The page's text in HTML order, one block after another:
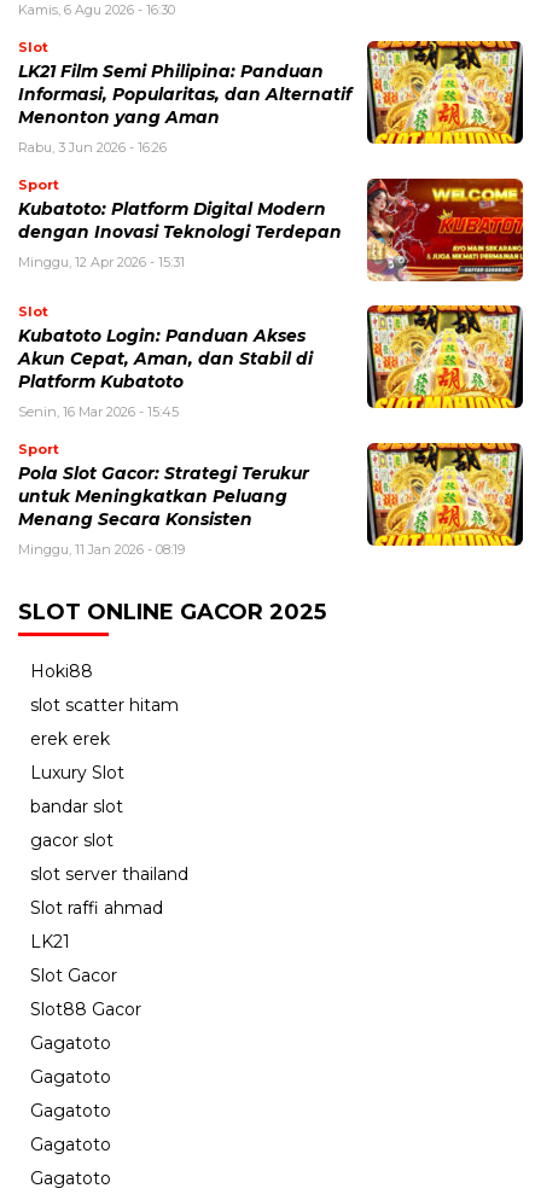
Kamis, 6 Agu 2026 - 16:30
Slot
LK21 Film Semi Philipina: Panduan
Informasi, Popularitas, dan Alternatif
Menonton yang Aman
Rabu, 3 Jun 2026 - 16:26
Sport
Kubatoto: Platform Digital Modern
dengan Inovasi Teknologi Terdepan
Minggu, 12 Apr 2026 - 15:31
Slot
Kubatoto Login: Panduan Akses
Akun Cepat, Aman, dan Stabil di
Platform Kubatoto
Senin, 16 Mar 2026 - 15:45
Sport
Pola Slot Gacor: Strategi Terukur
untuk Meningkatkan Peluang
Menang Secara Konsisten
Minggu, 11 Jan 2026 - 08:19
SLOT ONLINE GACOR 2025
Hoki88
slot scatter hitam
erek erek
Luxury Slot
bandar slot
gacor slot
slot server thailand
Slot raffi ahmad
LK21
Slot Gacor
Slot88 Gacor
Gagatoto
Gagatoto
Gagatoto
Gagatoto
Gagatoto